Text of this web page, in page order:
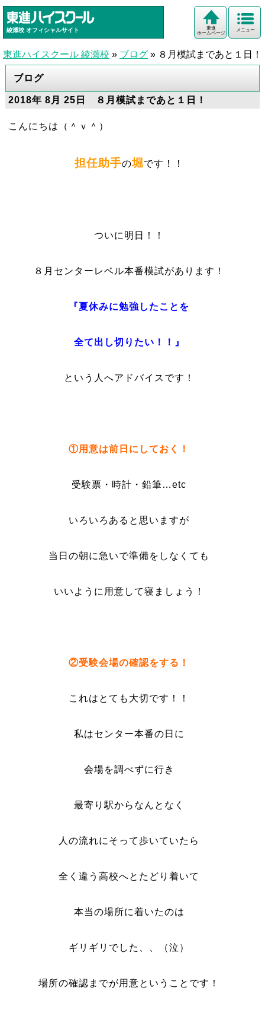
綾瀬校 オフィシャルサイト メニュー
東進
ホームページ
東進ハイスクール 綾瀬校 » ブログ » ８月模試まであと１日！
ブログ
2018年 8月 25日 ８月模試まであと１日！
こんにちは（＾ｖ＾）
担任助手の堀です！！
ついに明日！！
８月センターレベル本番模試があります！
『夏休みに勉強したことを
全て出し切りたい！！』
という人へアドバイスです！
①用意は前日にしておく！
受験票・時計・鉛筆…etc
いろいろあると思いますが
当日の朝に急いで準備をしなくても
いいように用意して寝ましょう！
②受験会場の確認をする！
これはとても大切です！！
私はセンター本番の日に
会場を調べずに行き
最寄り駅からなんとなく
人の流れにそって歩いていたら
全く違う高校へとたどり着いて
本当の場所に着いたのは
ギリギリでした、、（泣）
場所の確認までが用意ということです！